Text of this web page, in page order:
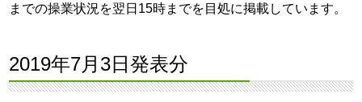
までの操業状況を翌日15時までを目処に掲載しています。
2019年7月3日発表分